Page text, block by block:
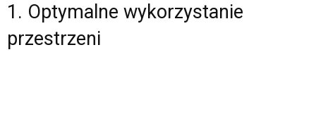
1. Optymalne wykorzystanie
przestrzeni